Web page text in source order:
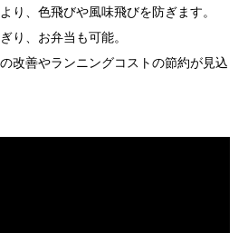
り、色飛びや風味飛びを防ぎます。
り、お弁当も可能。
改善やランニングコストの節約が見込